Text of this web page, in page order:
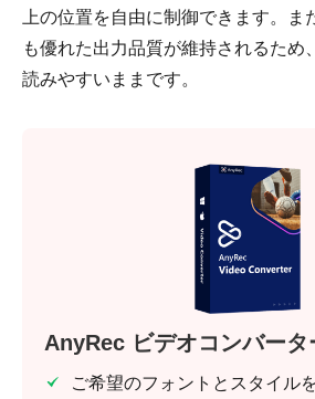
上の位置を自由に制御できます。ま
も優れた出力品質が維持されるため
読みやすいままです。
AnyRec ビデオコンバータ
ご希望のフォントとスタイル